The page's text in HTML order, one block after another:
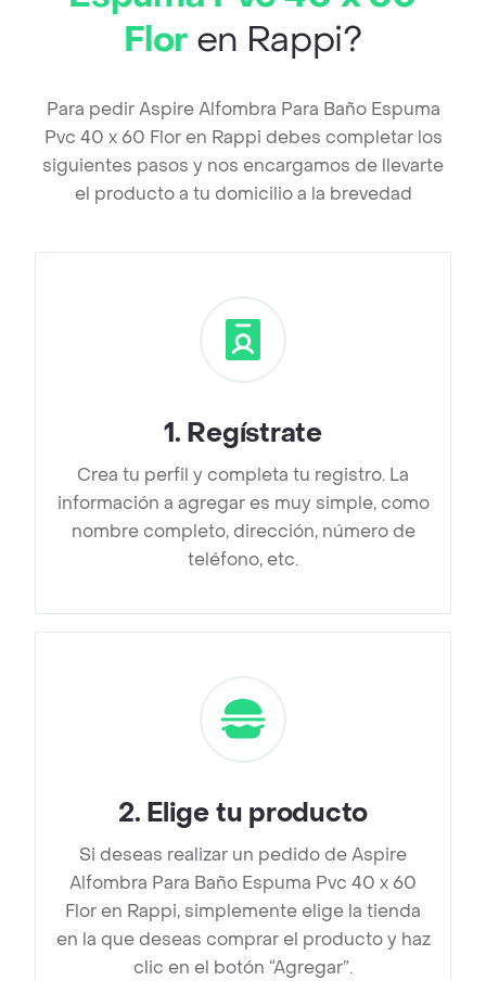
Floren Rappi?
Para pedir Aspire Alfombra Para Baño Espuma
Pvc 40 x 60 Flor en Rappi debes completar los
siguientes pasos y nos encargamos de llevarte
el producto a tu domicilio a la brevedad
1. Regístrate
Crea tu perfil y completa tu registro. La
información a agregar es muy simple, como
nombre completo, dirección, número de
teléfono, etc.
2. Elige tu producto
Si deseas realizar un pedido de Aspire
Alfombra Para Baño Espuma Pvc 40 x 60
Flor en Rappi, simplemente elige la tienda
en la que deseas comprar el producto y haz
clic en el botón “Agregar”.